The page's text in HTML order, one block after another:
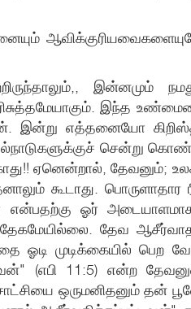
இன்னமும்
இந்த
இன்று எத்தனையோ
சென்று
ஏனென்றால், தேவனும்;
கூடாது.
என்பதற்கு ஓர்
தேவ
ஓடி முடிக்கையில் பெற
(எபி 11:5) என்ற
ஒருமனிதனும் தன்